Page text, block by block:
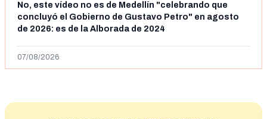
No, este vídeo no es de Medellín "celebrando que
concluyó el Gobierno de Gustavo Petro" en agosto
de 2026: es de la Alborada de 2024
07/08/2026